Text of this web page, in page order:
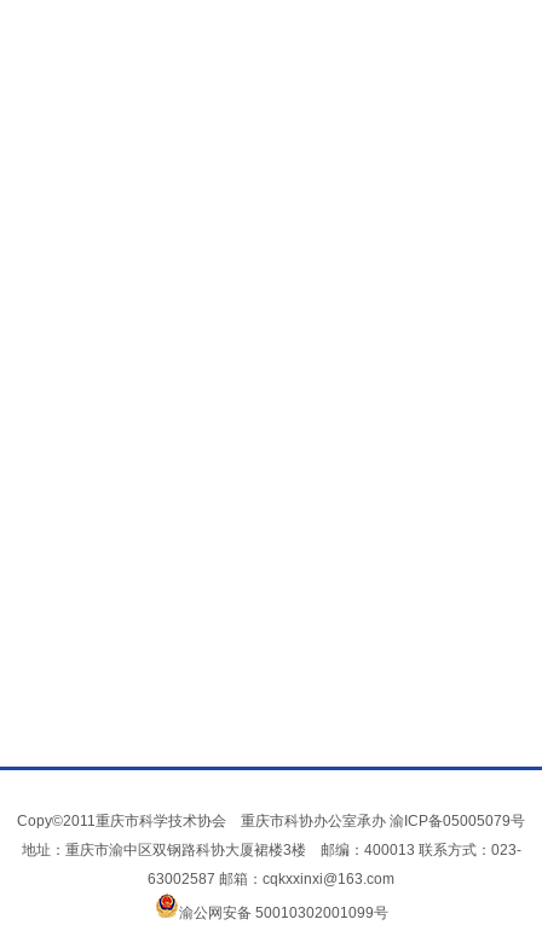
Copy©2011重庆市科学技术协会 重庆市科协办公室承办 渝ICP备05005079号
地址：重庆市渝中区双钢路科协大厦裙楼3楼 邮编：400013 联系方式：023-
63002587 邮箱：cqkxxinxi@163.com
渝公网安备 50010302001099号